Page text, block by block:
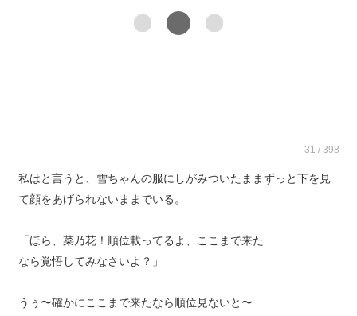
31 / 398
私はと言うと、雪ちゃんの服にしがみついたままずっと下を見
て顔をあげられないままでいる。
「ほら、菜乃花！順位載ってるよ、ここまで来た
なら覚悟してみなさいよ？」
うぅ〜確かにここまで来たなら順位見ないと〜